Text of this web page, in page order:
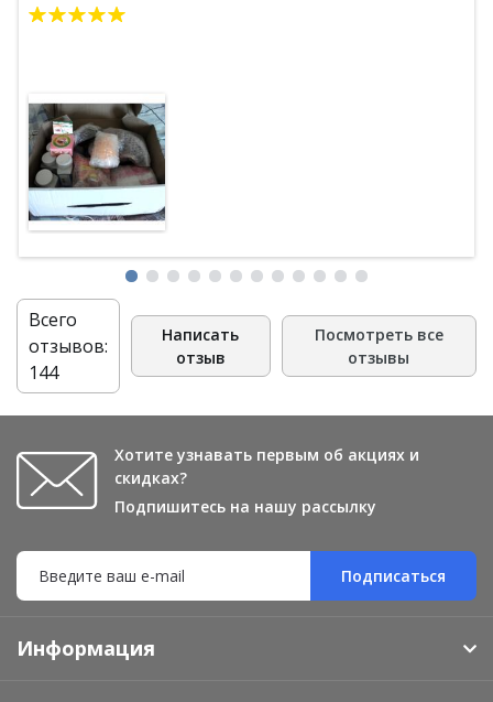
Всего
отзывов:
144
Написать
отзыв
Посмотреть все
отзывы
Хотите узнавать первым об акциях и
скидках?
Подпишитесь на нашу рассылку
Подписаться
Информация